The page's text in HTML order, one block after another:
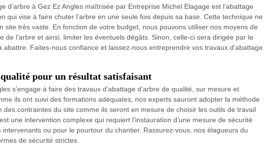
d’arbre à Gez Ez Angles maîtrisée par Entreprise Michel Elagage est l’abattage
qui vise à faire chuter l’arbre en une seule fois depuis sa base. Cette technique ne
site très vaste. En fonction de votre budget, nous pouvons utiliser nos moyens de
de l’arbre et ainsi, limiter les éventuels dégâts. Sinon, celle-ci sera dirigée par le
abattre. Faites-nous confiance et laissez-nous entreprendre vos travaux d’abattage
pour un résultat satisfaisant
s’engage à faire des travaux d’abattage d’arbre de qualité, sur mesure et
ils ont suivi des formations adéquates, nos experts sauront adopter la méthode
des contraintes du site comme ils seront en mesure de choisir les outils de travail
une intervention complexe qui requiert l’instauration d’une mesure de sécurité
ou pour le pourtour du chantier. Rassurez-vous, nos élagueurs du
de sécurité strictes.